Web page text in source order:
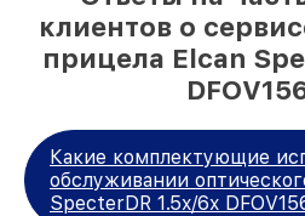
клиентов о
прицела Elcan
Какие комплектующие
обслуживании
SpecterDR 1.5x/6x